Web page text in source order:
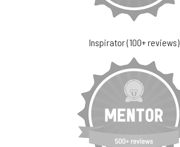
Inspirator (100+ reviews)